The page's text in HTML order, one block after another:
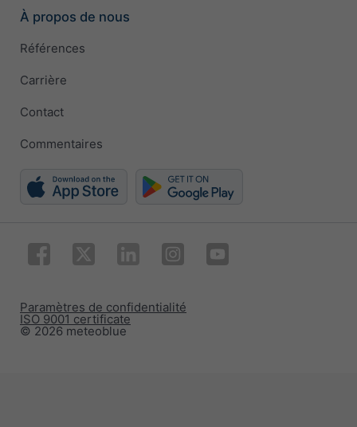
À propos de nous
Références
Carrière
Contact
Commentaires
© 2026 meteoblue
ISO 9001 certificate
Paramètres de confidentialité